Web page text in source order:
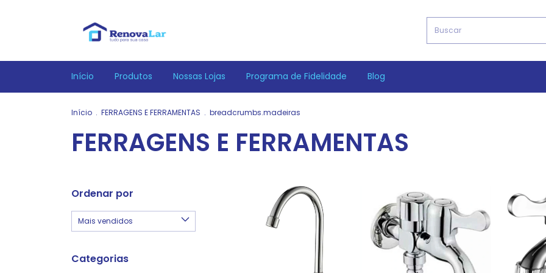
Início Produtos Nossas Lojas Programa de Fidelidade Blog
Início . FERRAGENS E FERRAMENTAS . breadcrumbs.madeiras
FERRAGENS E FERRAMENTAS
Ordenar por
Categorias